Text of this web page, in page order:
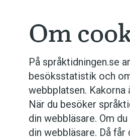
Om
På språktidningen.se
besöksstatistik och
webbplatsen.
När du besöker
din webbläsare. Om
din webbläsare. Då